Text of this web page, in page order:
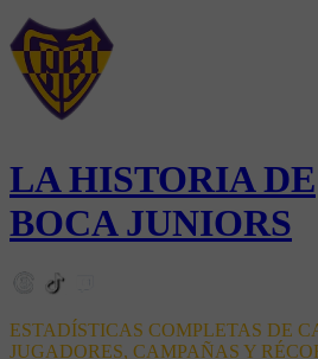
LA HISTORIA DE
BOCA JUNIORS
ESTADÍSTICAS COMPLETAS DE
JUGADORES, CAMPAÑAS Y